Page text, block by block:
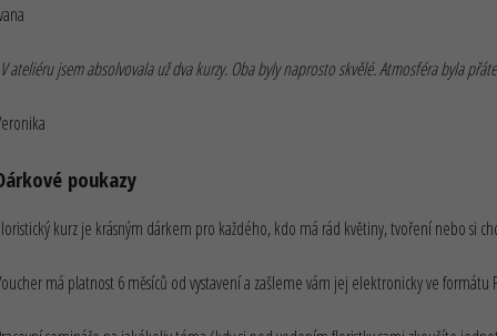
ateliéru jsem absolvovala už dva kurzy. Oba byly naprosto skvělé. Atmosféra byla
poukazy
kurz je krásným dárkem pro každého, kdo má rád květiny, tvoření nebo si
má platnost 6 měsíců od vystavení a zašleme vám jej elektronicky ve formátu